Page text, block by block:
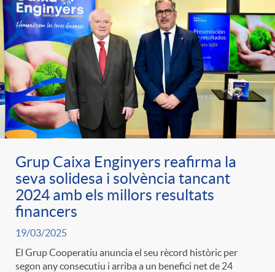
C
a
t
e
g
o
r
t
s
Grup Caixa Enginyers reafirma la
seva solidesa i solvència tancant
2024 amb els millors resultats
financers
19/03/2025
El Grup Cooperatiu anuncia el seu rècord històric per
segon any consecutiu i arriba a un benefici net de 24